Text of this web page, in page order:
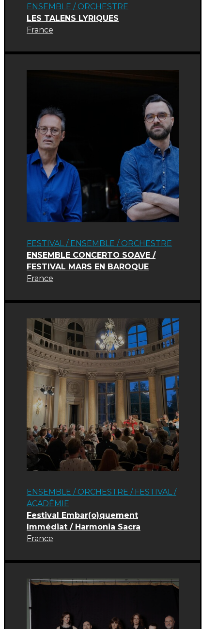
ENSEMBLE / ORCHESTRE
LES TALENS LYRIQUES
France
FESTIVAL / ENSEMBLE / ORCHESTRE
ENSEMBLE CONCERTO SOAVE /
FESTIVAL MARS EN BAROQUE
France
ENSEMBLE / ORCHESTRE / FESTIVAL /
ACADÉMIE
Festival Embar(o)quement
Immédiat / Harmonia Sacra
France